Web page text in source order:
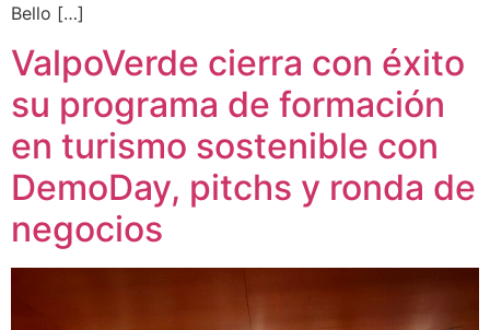
Bello […]
ValpoVerde cierra con éxito
su programa de formación
en turismo sostenible con
DemoDay, pitchs y ronda de
negocios